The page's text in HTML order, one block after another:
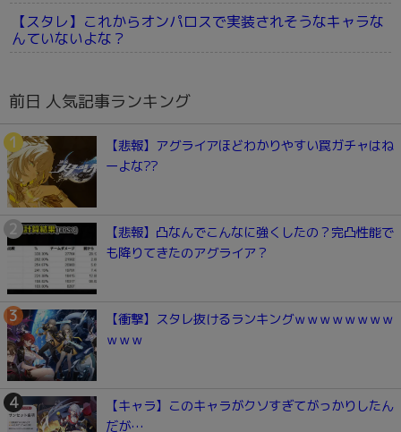
【スタレ】これからオンパロスで実装されそうなキャラな
んていないよな？
前日 人気記事ランキング
【悲報】アグライアほどわかりやすい罠ガチャはね
ーよな??
【悲報】凸なんでこんなに強くしたの？完凸性能で
も降りてきたのアグライア？
【衝撃】スタレ抜けるランキングｗｗｗｗｗｗｗｗ
ｗｗｗ
【キャラ】このキャラがクソすぎてがっかりしたん
だが…